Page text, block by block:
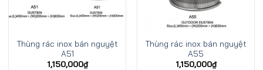
Thùng rác inox bán nguyệt
A51
1,150,000₫
Thùng rác inox bán nguyệt
A55
1,150,000₫